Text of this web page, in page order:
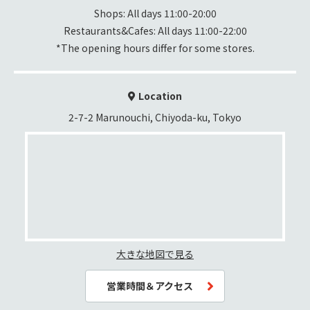
Shops: All days 11:00-20:00
Restaurants&Cafes: All days 11:00-22:00
*The opening hours differ for some stores.
Location
2-7-2 Marunouchi, Chiyoda-ku, Tokyo
大きな地図で見る
営業時間＆アクセス